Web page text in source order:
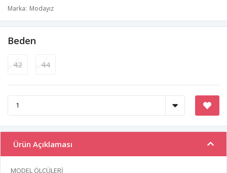
Marka Modayız
Beden
42 44
Ürün Açıklaması
MODEL ÖLÇÜLERİ